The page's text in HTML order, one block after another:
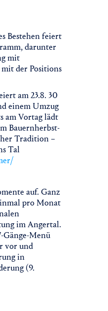
Bestehen feiert
darunter
mit
der Positions
am 23.8. 30
einem Umzug
am Vortag lädt
Bauernherbst-
Tradition –
Tal
auf. Ganz
pro Monat
im Angertal.
Gänge-Menü
vor und
in
(9.